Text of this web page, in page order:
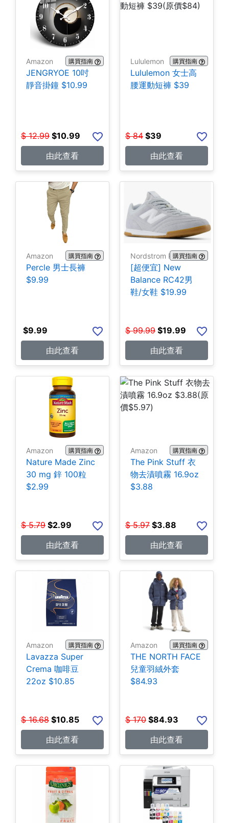
Amazon 購買指南
JENGRYOE 10吋
靜音掛鐘 $10.99
$ 12.99 $10.99
由此查看
Lululemon 購買指南
Lululemon 女士高
腰運動短褲 $39
$ 84 $39
由此查看
Amazon 購買指南
Percle 男士長褲
$9.99
$9.99
由此查看
Nordstrom Rack購買指南
[超便宜] New
Balance RC42男
鞋/女鞋 $19.99
$ 99.99 $19.99
由此查看
Amazon 購買指南
Nature Made Zinc
30 mg 鋅 100粒
$2.99
$ 5.79 $2.99
由此查看
Amazon 購買指南
The Pink Stuff 衣
物去漬噴霧 16.9oz
$3.88
$ 5.97 $3.88
由此查看
Amazon 購買指南
Lavazza Super
Crema 咖啡豆
22oz $10.85
$ 16.68 $10.85
由此查看
Amazon 購買指南
THE NORTH FACE
兒童羽絨外套
$84.93
$ 170 $84.93
由此查看